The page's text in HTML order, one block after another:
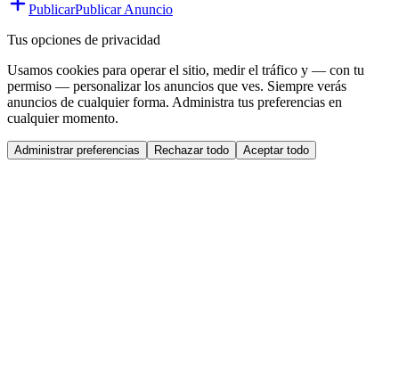
PublicarPublicar Anuncio
Tus opciones de privacidad
Usamos cookies para operar el sitio, medir el tráfico y — con tu
permiso — personalizar los anuncios que ves. Siempre verás
anuncios de cualquier forma. Administra tus preferencias en
cualquier momento.
Administrar preferencias Rechazar todo Aceptar todo